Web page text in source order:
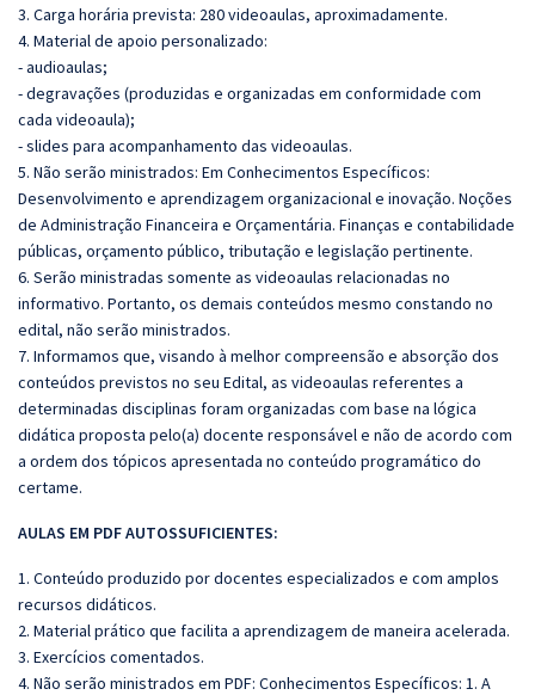
3. Carga horária prevista: 280 videoaulas, aproximadamente.
4. Material de apoio personalizado:
- audioaulas;
- degravações (produzidas e organizadas em conformidade com
cada videoaula);
- slides para acompanhamento das videoaulas.
5. Não serão ministrados: Em Conhecimentos Específicos:
Desenvolvimento e aprendizagem organizacional e inovação. Noções
de Administração Financeira e Orçamentária. Finanças e contabilidade
públicas, orçamento público, tributação e legislação pertinente.
6. Serão ministradas somente as videoaulas relacionadas no
informativo. Portanto, os demais conteúdos mesmo constando no
edital, não serão ministrados.
7. Informamos que, visando à melhor compreensão e absorção dos
conteúdos previstos no seu Edital, as videoaulas referentes a
determinadas disciplinas foram organizadas com base na lógica
didática proposta pelo(a) docente responsável e não de acordo com
a ordem dos tópicos apresentada no conteúdo programático do
certame.
AULAS EM PDF AUTOSSUFICIENTES:
1. Conteúdo produzido por docentes especializados e com amplos
recursos didáticos.
2. Material prático que facilita a aprendizagem de maneira acelerada.
3. Exercícios comentados.
4. Não serão ministrados em PDF: Conhecimentos Específicos: 1. A